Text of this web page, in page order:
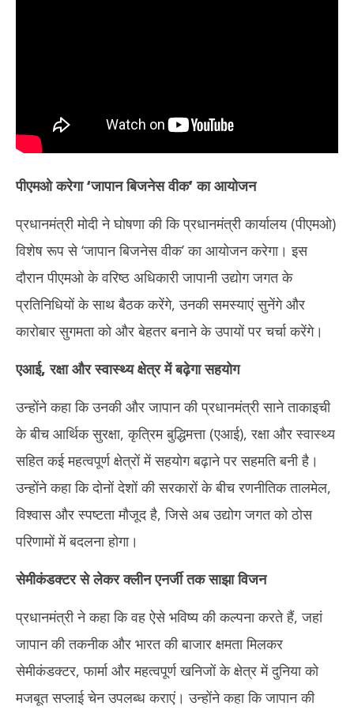
पीएमओ करेगा ‘जापान बिजनेस वीक’ का आयोजन
प्रधानमंत्री मोदी ने घोषणा की कि प्रधानमंत्री कार्यालय (पीएमओ)
विशेष रूप से ‘जापान बिजनेस वीक’ का आयोजन करेगा। इस
दौरान पीएमओ के वरिष्ठ अधिकारी जापानी उद्योग जगत के
प्रतिनिधियों के साथ बैठक करेंगे, उनकी समस्याएं सुनेंगे और
कारोबार सुगमता को और बेहतर बनाने के उपायों पर चर्चा करेंगे।
एआई,रक्षा और स्वास्थ्य क्षेत्र में बढ़ेगा सहयोग
उन्होंने कहा कि उनकी और जापान की प्रधानमंत्री साने ताकाइची
के बीच आर्थिक सुरक्षा, कृत्रिम बुद्धिमत्ता (एआई), रक्षा और स्वास्थ्य
सहित कई महत्वपूर्ण क्षेत्रों में सहयोग बढ़ाने पर सहमति बनी है।
उन्होंने कहा कि दोनों देशों की सरकारों के बीच रणनीतिक तालमेल,
विश्वास और स्पष्टता मौजूद है, जिसे अब उद्योग जगत को ठोस
परिणामों में बदलना होगा।
सेमीकंडक्टर से लेकर क्लीन एनर्जी तक साझा विजन
प्रधानमंत्री ने कहा कि वह ऐसे भविष्य की कल्पना करते हैं, जहां
जापान की तकनीक और भारत की बाजार क्षमता मिलकर
सेमीकंडक्टर, फार्मा और महत्वपूर्ण खनिजों के क्षेत्र में दुनिया को
मजबूत सप्लाई चेन उपलब्ध कराएं। उन्होंने कहा कि जापान की